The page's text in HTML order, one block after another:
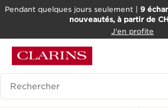
ALLER AU CONTENU
OUTIL D'ACCESSIBILITÉ
Pendant quelques jours seulement | 9
nouveautés, à partir de
J'en profite
Historique des recherches
Grands formats (13)